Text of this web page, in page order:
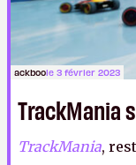
ackboole 3 février 2023
TrackMania
TrackMania,